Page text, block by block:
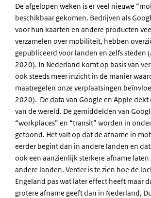
De afgelopen weken is er veel nieuwe
beschikbaar gekomen. Bedrijven als
voor hun kaarten en andere producten
verzamelen over mobiliteit, hebben
gepubliceerd voor landen en zelfs steden
2020). In Nederland komt op basis van
ook steeds meer inzicht in de manier
maatregelen onze verplaatsingen
2020). De data van Google en Apple dekt
van de wereld. De gemiddelden van
“workplaces” en “transit” worden in
getoond. Het valt op dat de afname in
eerder begint dan in andere landen en
ook een aanzienlijk sterkere afname laten
andere landen. Verder is te zien hoe de
Engeland pas wat later effect heeft maar
grotere afname geeft dan in Nederland,